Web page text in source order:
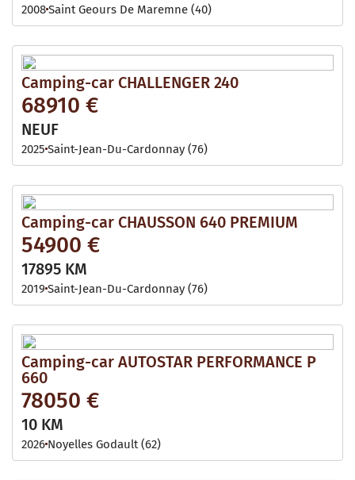
2008Saint Geours De Maremne (40)
Camping-car CHALLENGER 240
68910 €
NEUF
2025 Saint-Jean-Du-Cardonnay (76)
Camping-car CHAUSSON 640 PREMIUM
54900 €
17895 KM
2019 Saint-Jean-Du-Cardonnay (76)
Camping-car AUTOSTAR PERFORMANCE P
660
78050 €
10 KM
2026 Noyelles Godault (62)